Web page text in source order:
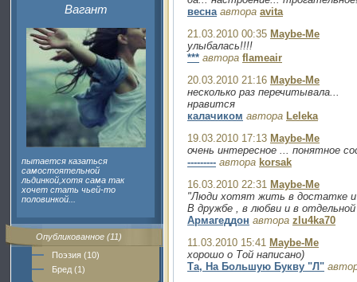
Вагант
пытается казаться
самостоятельной
льдинкой,хотя сама так
хочет стать чьей-то
половинкой...
Опубликованное (11)
Поэзия (10)
Бред (1)
весна автора avita
21.03.2010 00:35 Maybe-Me
улыбалась!!!!
*** автора flameair
20.03.2010 21:16 Maybe-Me
несколько раз перечитывала...
нравится
калачиком автора Leleka
19.03.2010 17:13 Maybe-Me
очень интересное ... понятное
--------- автора korsak
16.03.2010 22:31 Maybe-Me
"Люди хотят жить в достатке и
В дружбе , в любви и в
Армагеддон автора zlu4ka70
11.03.2010 15:41 Maybe-Me
хорошо о Той написано)
Та, На Большую Букву "Л"